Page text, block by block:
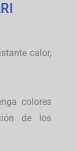
calor,
colores
de los